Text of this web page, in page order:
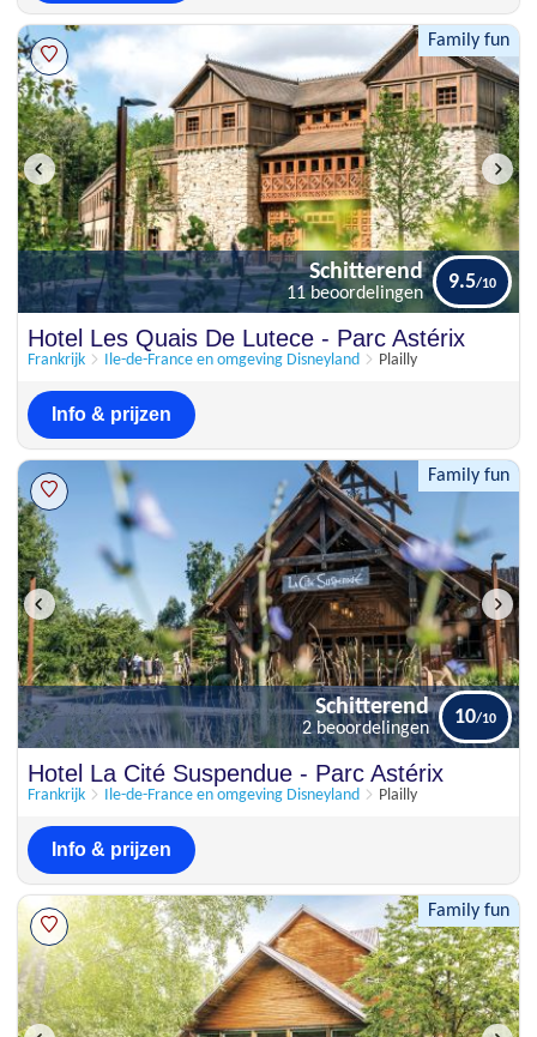
Family fun
Schitterend
11 beoordelingen
9.5
Hotel Les Quais De Lutece - Parc Astérix
Frankrijk Ile-de-France en omgeving Disneyland Plailly
Schitterend
11 beoordelingen
9.5
Info & prijzen
Family fun
Schitterend
2 beoordelingen
Hotel La Cité Suspendue - Parc Astérix
Frankrijk Ile-de-France en omgeving Disneyland Plailly
Schitterend
2 beoordelingen
10
Info & prijzen
Family fun